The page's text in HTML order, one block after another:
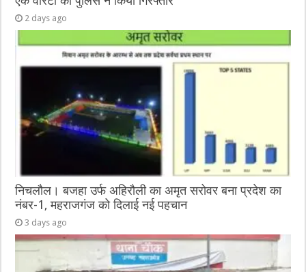
2 days ago
निचलौल। बजहा उर्फ अहिरौली का अमृत सरोवर बना प्रदेश का
नंबर-1, महराजगंज को दिलाई नई पहचान
3 days ago